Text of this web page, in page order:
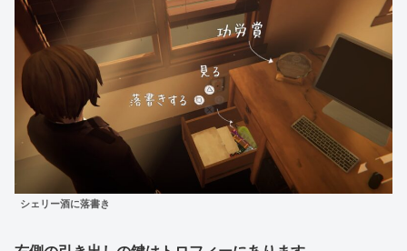
シェリー酒に落書き